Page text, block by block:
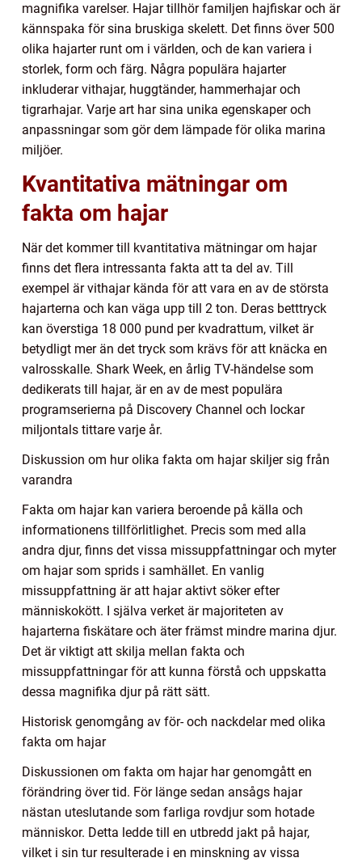
magnifika varelser. Hajar tillhör familjen hajfiskar och är
kännspaka för sina bruskiga skelett. Det finns över 500
olika hajarter runt om i världen, och de kan variera i
storlek, form och färg. Några populära hajarter
inkluderar vithajar, huggtänder, hammerhajar och
tigrarhajar. Varje art har sina unika egenskaper och
anpassningar som gör dem lämpade för olika marina
miljöer.
Kvantitativa mätningar om
fakta om hajar
När det kommer till kvantitativa mätningar om hajar
finns det flera intressanta fakta att ta del av. Till
exempel är vithajar kända för att vara en av de största
hajarterna och kan väga upp till 2 ton. Deras betttryck
kan överstiga 18 000 pund per kvadrattum, vilket är
betydligt mer än det tryck som krävs för att knäcka en
valrosskalle. Shark Week, en årlig TV-händelse som
dedikerats till hajar, är en av de mest populära
programserierna på Discovery Channel och lockar
miljontals tittare varje år.
Diskussion om hur olika fakta om hajar skiljer sig från
varandra
Fakta om hajar kan variera beroende på källa och
informationens tillförlitlighet. Precis som med alla
andra djur, finns det vissa missuppfattningar och myter
om hajar som sprids i samhället. En vanlig
missuppfattning är att hajar aktivt söker efter
människokött. I själva verket är majoriteten av
hajarterna fiskätare och äter främst mindre marina djur.
Det är viktigt att skilja mellan fakta och
missuppfattningar för att kunna förstå och uppskatta
dessa magnifika djur på rätt sätt.
Historisk genomgång av för- och nackdelar med olika
fakta om hajar
Diskussionen om fakta om hajar har genomgått en
förändring över tid. För länge sedan ansågs hajar
nästan uteslutande som farliga rovdjur som hotade
människor. Detta ledde till en utbredd jakt på hajar,
vilket i sin tur resulterade i en minskning av vissa